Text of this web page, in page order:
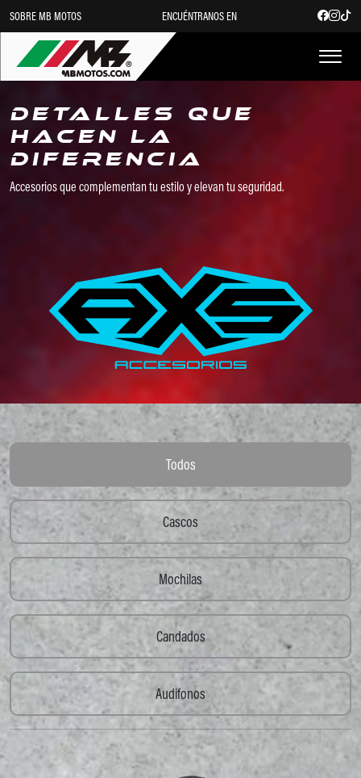
SOBRE MB MOTOS ENCUÉNTRANOS EN
Detalles que
hacen la
diferencia
Accesorios que complementan tu estilo y elevan tu seguridad.
Todos
Cascos
Mochilas
Candados
Audifonos